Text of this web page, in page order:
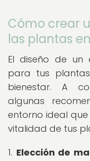
Cómo crear
las plantas
El diseño de un
para tus
bienestar. A
algunas
entorno ideal
vitalidad de tus
1. Elección de